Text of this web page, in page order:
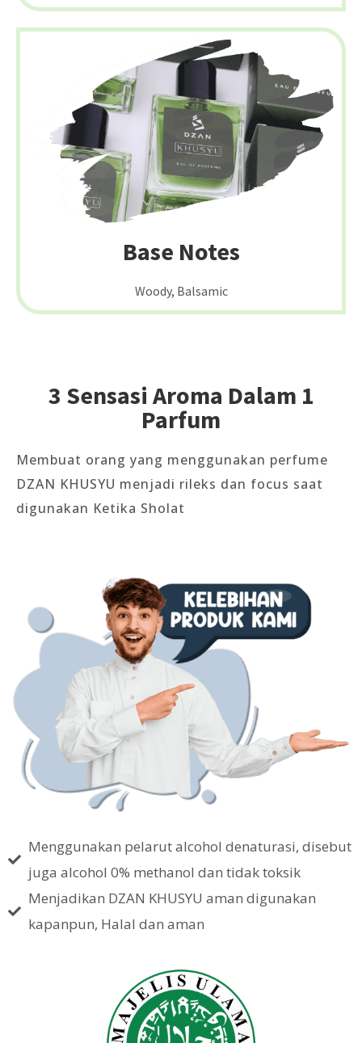
Base Notes
Woody, Balsamic
3 Sensasi Aroma Dalam 1
Parfum
Membuat orang yang menggunakan perfume
DZAN KHUSYU menjadi rileks dan focus saat
digunakan Ketika Sholat
Menggunakan pelarut alcohol denaturasi, disebut
juga alcohol 0% methanol dan tidak toksik
Menjadikan DZAN KHUSYU aman digunakan
kapanpun, Halal dan aman